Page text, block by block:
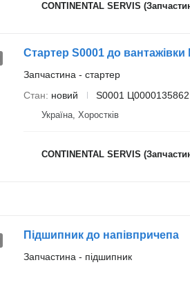
CONTINENTAL SERVIS
Стартер S0001 до вантажівки
Запчастина - стартер
Стан
новий S0001 Ц0000135862
Україна, Хоростків
CONTINENTAL SERVIS
Підшипник до напівпричепа
Запчастина - підшипник